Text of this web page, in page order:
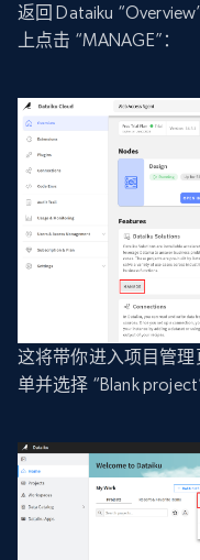
返回 Dataiku
上点击 “MANAGE”：
这将带你进入项目管理
单并选择 “Blank